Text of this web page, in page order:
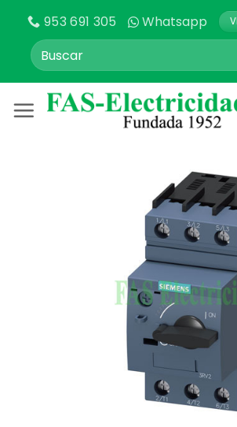
contenido
953 691 305 Whatsapp
Buscar
por: